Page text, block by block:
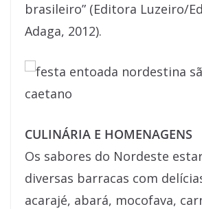
brasileiro” (Editora Luzeiro/
Adaga, 2012).
CULINÁRIA E HOMENAGENS
Os sabores do Nordeste
diversas barracas com
acarajé, abará, mocofava,